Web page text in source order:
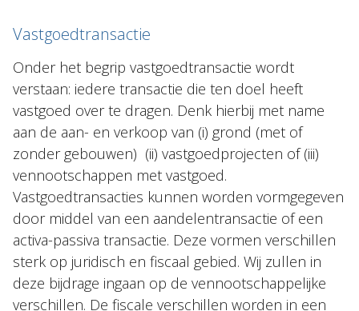
Vastgoedtransactie
Onder het begrip vastgoedtransactie wordt
verstaan: iedere transactie die ten doel heeft
vastgoed over te dragen. Denk hierbij met name
aan de aan- en verkoop van (i) grond (met of
zonder gebouwen) (ii) vastgoedprojecten of (iii)
vennootschappen met vastgoed.
Vastgoedtransacties kunnen worden vormgegeven
door middel van een aandelentransactie of een
activa-passiva transactie. Deze vormen verschillen
sterk op juridisch en fiscaal gebied. Wij zullen in
deze bijdrage ingaan op de vennootschappelijke
verschillen. De fiscale verschillen worden in een